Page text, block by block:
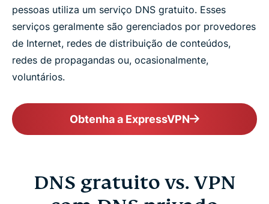
pessoas utiliza um serviço DNS gratuito. Esses
serviços geralmente são gerenciados por provedores
de Internet, redes de distribuição de conteúdos,
redes de propagandas ou, ocasionalmente,
voluntários.
Obtenha a ExpressVPN
DNS gratuito vs. VPN